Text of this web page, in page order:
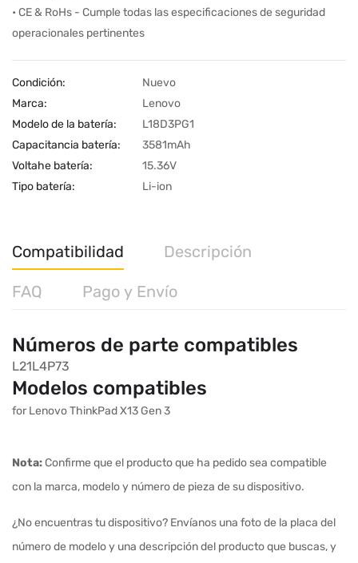
• CE & RoHs - Cumple todas las especificaciones de seguridad
operacionales pertinentes
Condición:
Nuevo
Marca:
Lenovo
Modelo de la batería:
L18D3PG1
Capacitancia batería:
3581mAh
Voltahe batería:
15.36V
Tipo batería:
Li-ion
Compatibilidad Descripción
FAQ Pago y Envío
Números de parte compatibles
L21L4P73
Modelos compatibles
for Lenovo ThinkPad X13 Gen 3
Nota:Confirme que el producto que ha pedido sea compatible
con la marca, modelo y número de pieza de su dispositivo.
¿No encuentras tu dispositivo? Envíanos una foto de la placa del
número de modelo y una descripción del producto que buscas, y